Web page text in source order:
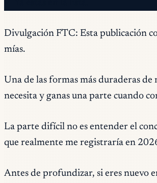
Divulgación FTC: Esta publicación
mías.
Una de las formas más duraderas
necesita y ganas una parte cuando
La parte difícil no es entender el
que realmente me registraría en
Antes de profundizar, si eres nuevo